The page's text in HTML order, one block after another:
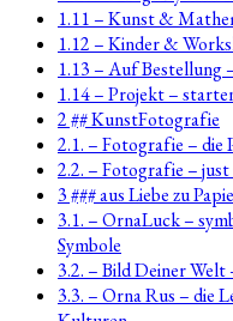
1.11 – Kunst &
1.12 – Kinder &
1.13 – Auf Bestellung
1.14 – Projekt –
2 ## KunstFotografie
2.1. – Fotografie – die
2.2. – Fotografie –
3 ### aus Liebe zu
3.1. – OrnaLuck –
Symbole
3.2. – Bild Deiner
3.3. – Orna Rus – die